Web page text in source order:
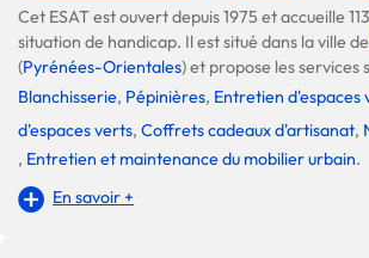
Cet ESAT est ouvert depuis 1975 et accueille
situation de handicap. Il est situé dans la ville de
(Pyrénées-Orientales) et propose les services
Blanchisserie, Pépinières, Entretien d'espaces
d'espaces verts, Coffrets cadeaux d'artisanat,
, Entretien et maintenance du mobilier urbain.
En savoir +